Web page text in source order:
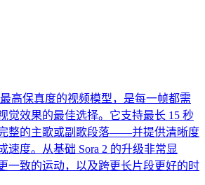
最高保真度的视频模型，是每一帧都需
觉效果的最佳选择。它支持最长 15 秒
整的主歌或副歌段落——并提供清晰度
速度。从基础 Sora 2 的升级非常显
一致的运动，以及跨更长片段更好的时